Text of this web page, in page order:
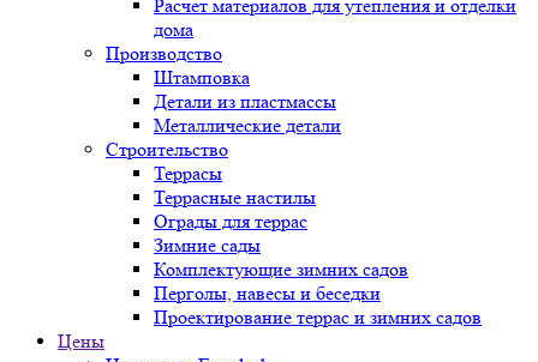
Расчет материалов для утепления и отделки
дома
Производство
Штамповка
Детали из пластмассы
Металлические детали
Строительство
Террасы
Террасные настилы
Ограды для террас
Зимние сады
Комплектующие зимних садов
Перголы, навесы и беседки
Проектирование террас и зимних садов
Цены